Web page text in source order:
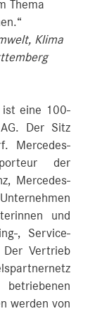
Thema
Klima
ist eine 100-
AG. Der Sitz
Mercedes-
der
Mercedes-
und
, Service-
Der Vertrieb
werden von